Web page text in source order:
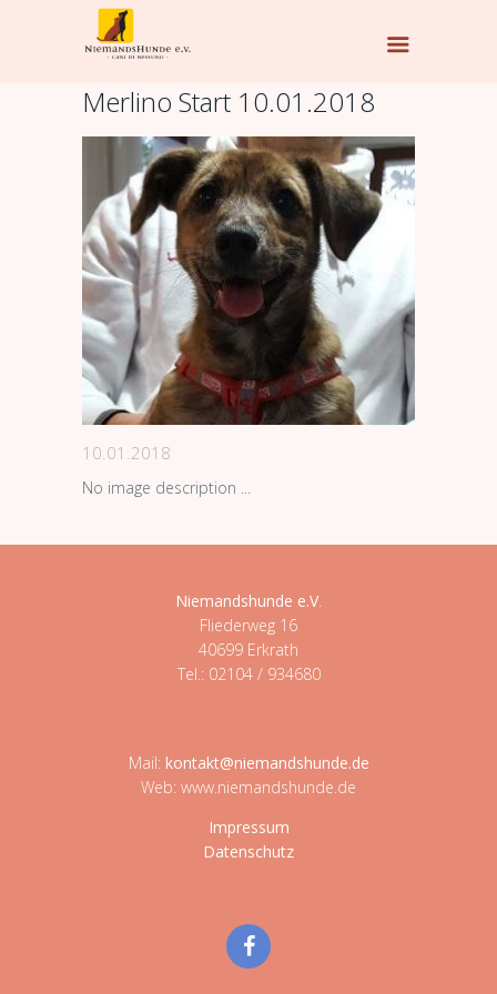
Merlino Start 10.01.2018
10.01.2018
No image description ...
Niemandshunde e.V
Fliederweg 16
40699 Erkrath
Tel.: 02104 / 934680
Mail: kontakt@niemandshunde.de
Web: www.niemandshunde.de
Impressum
Datenschutz